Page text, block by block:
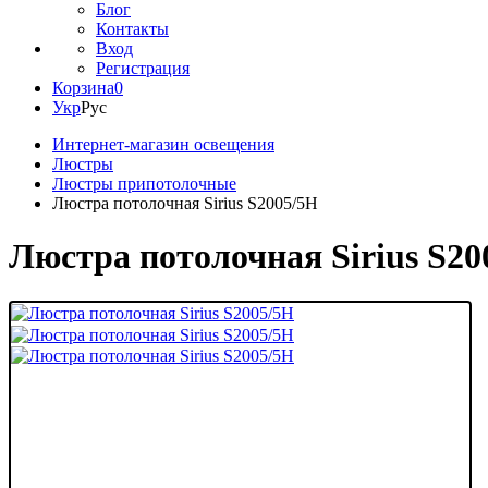
Блог
Контакты
Вход
Регистрация
Корзина0
УкрРус
Интернет-магазин освещения
Люстры
Люстры припотолочные
Люстра потолочная Sirius S2005/5H
Люстра потолочная Sirius